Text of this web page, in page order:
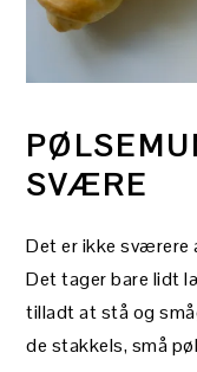
SVÆRE
Det er ikke sværere
Det tager bare lidt
tilladt at stå og
de stakkels, små